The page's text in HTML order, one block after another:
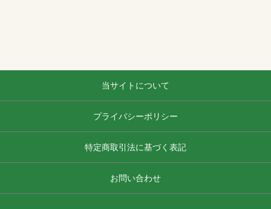
当サイトについて
プライバシーポリシー
特定商取引法に基づく表記
お問い合わせ